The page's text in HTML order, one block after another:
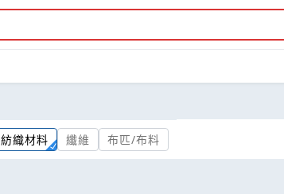
紡織材料 纖維 布匹/布料